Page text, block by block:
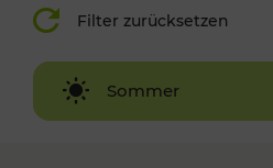
Filter zurücksetzen
Sommer
Winter